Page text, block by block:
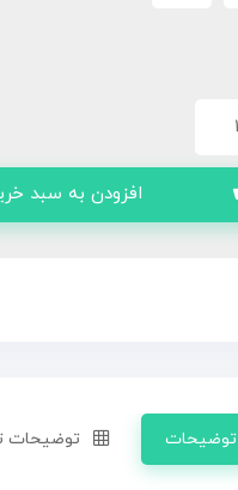
افزودن به سبد
توضیحات توضیحات